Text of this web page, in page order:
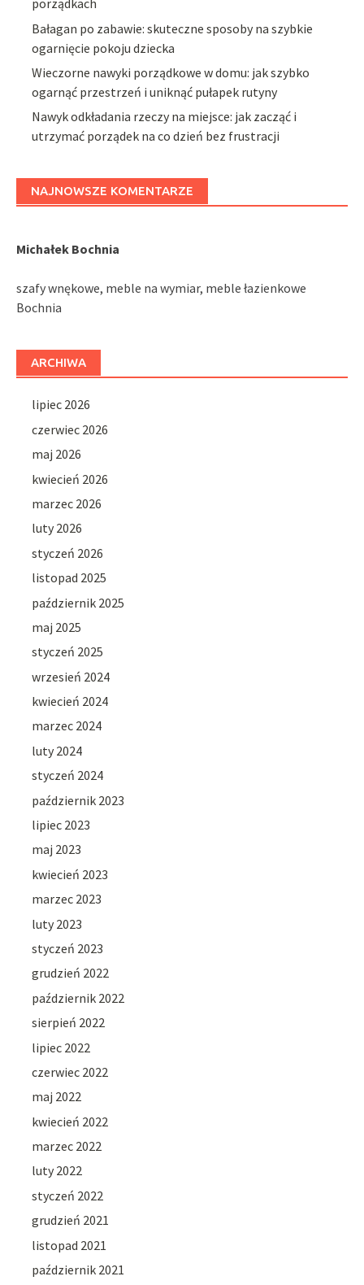
porządkach
Bałagan po zabawie: skuteczne sposoby na szybkie
ogarnięcie pokoju dziecka
Wieczorne nawyki porządkowe w domu: jak szybko
ogarnąć przestrzeń i uniknąć pułapek rutyny
Nawyk odkładania rzeczy na miejsce: jak zacząć i
utrzymać porządek na co dzień bez frustracji
NAJNOWSZE KOMENTARZE
Michałek Bochnia
szafy wnękowe, meble na wymiar, meble łazienkowe
Bochnia
ARCHIWA
lipiec 2026
czerwiec 2026
maj 2026
kwiecień 2026
marzec 2026
luty 2026
styczeń 2026
listopad 2025
październik 2025
maj 2025
styczeń 2025
wrzesień 2024
kwiecień 2024
marzec 2024
luty 2024
styczeń 2024
październik 2023
lipiec 2023
maj 2023
kwiecień 2023
marzec 2023
luty 2023
styczeń 2023
grudzień 2022
październik 2022
sierpień 2022
lipiec 2022
czerwiec 2022
maj 2022
kwiecień 2022
marzec 2022
luty 2022
styczeń 2022
grudzień 2021
listopad 2021
październik 2021